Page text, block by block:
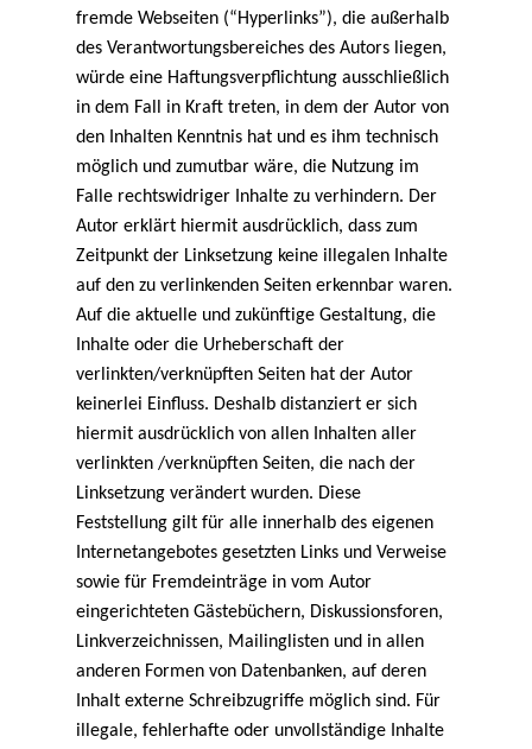
fremde Webseiten (“Hyperlinks”), die außerhalb
des Verantwortungsbereiches des Autors liegen,
würde eine Haftungsverpflichtung ausschließlich
in dem Fall in Kraft treten, in dem der Autor von
den Inhalten Kenntnis hat und es ihm technisch
möglich und zumutbar wäre, die Nutzung im
Falle rechtswidriger Inhalte zu verhindern. Der
Autor erklärt hiermit ausdrücklich, dass zum
Zeitpunkt der Linksetzung keine illegalen Inhalte
auf den zu verlinkenden Seiten erkennbar waren.
Auf die aktuelle und zukünftige Gestaltung, die
Inhalte oder die Urheberschaft der
verlinkten/verknüpften Seiten hat der Autor
keinerlei Einfluss. Deshalb distanziert er sich
hiermit ausdrücklich von allen Inhalten aller
verlinkten /verknüpften Seiten, die nach der
Linksetzung verändert wurden. Diese
Feststellung gilt für alle innerhalb des eigenen
Internetangebotes gesetzten Links und Verweise
sowie für Fremdeinträge in vom Autor
eingerichteten Gästebüchern, Diskussionsforen,
Linkverzeichnissen, Mailinglisten und in allen
anderen Formen von Datenbanken, auf deren
Inhalt externe Schreibzugriffe möglich sind. Für
illegale, fehlerhafte oder unvollständige Inhalte